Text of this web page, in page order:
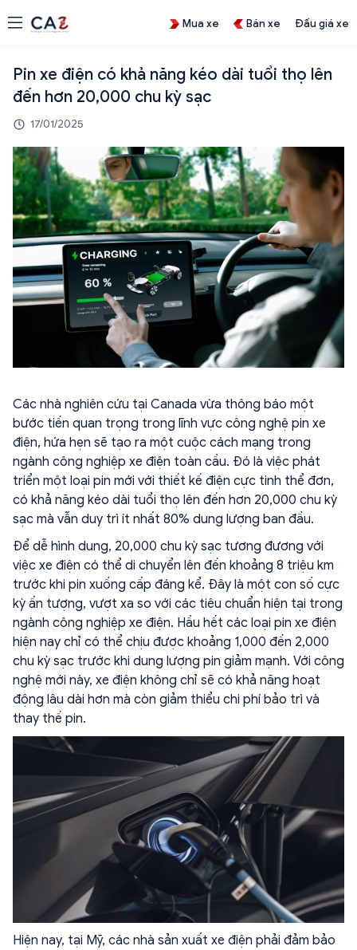
Mua xe Bán xe Đấu giá xe
Pin xe điện có khả năng kéo dài tuổi thọ lên
đến hơn 20,000 chu kỳ sạc
17/01/2025
Các nhà nghiên cứu tại Canada vừa thông báo một
bước tiến quan trọng trong lĩnh vực công nghệ pin xe
điện, hứa hẹn sẽ tạo ra một cuộc cách mạng trong
ngành công nghiệp xe điện toàn cầu. Đó là việc phát
triển một loại pin mới với thiết kế điện cực tinh thể đơn,
có khả năng kéo dài tuổi thọ lên đến hơn 20,000 chu kỳ
sạc mà vẫn duy trì ít nhất 80% dung lượng ban đầu.
Để dễ hình dung, 20,000 chu kỳ sạc tương đương với
việc xe điện có thể di chuyển lên đến khoảng 8 triệu km
trước khi pin xuống cấp đáng kể. Đây là một con số cực
kỳ ấn tượng, vượt xa so với các tiêu chuẩn hiện tại trong
ngành công nghiệp xe điện. Hầu hết các loại pin xe điện
hiện nay chỉ có thể chịu được khoảng 1,000 đến 2,000
chu kỳ sạc trước khi dung lượng pin giảm mạnh. Với công
nghệ mới này, xe điện không chỉ sẽ có khả năng hoạt
động lâu dài hơn mà còn giảm thiểu chi phí bảo trì và
thay thế pin.
Hiện nay, tại Mỹ, các nhà sản xuất xe điện phải đảm bảo